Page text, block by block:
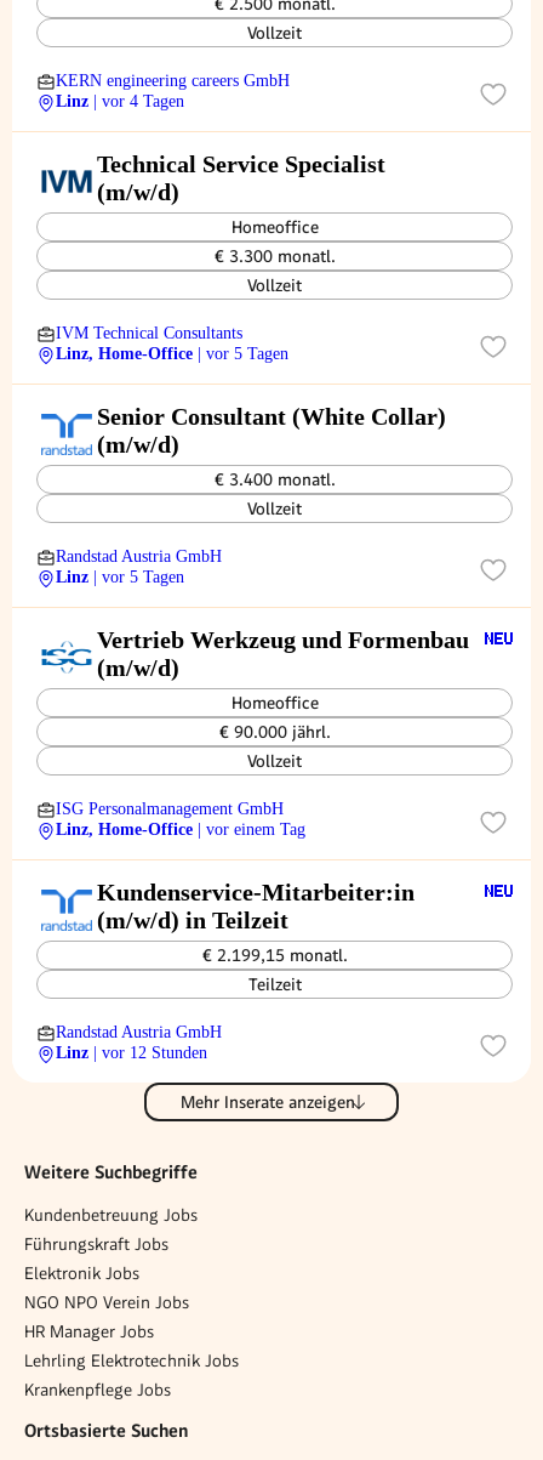
Vollzeit
KERN engineering careers GmbH
Linz
| vor 4 Tagen
Technical Service Specialist
(m/w/d)
Homeoffice
€ 3.300 monatl.
Vollzeit
IVM Technical Consultants
Linz, Home-Office
| vor 5 Tagen
Senior Consultant (White Collar)
(m/w/d)
€ 3.400 monatl.
Vollzeit
Randstad Austria GmbH
Linz
| vor 5 Tagen
Vertrieb Werkzeug und Formenbau
(m/w/d)
Homeoffice
€ 90.000 jährl.
Vollzeit
ISG Personalmanagement GmbH
Linz, Home-Office
| vor einem Tag
Kundenservice-Mitarbeiter:in
(m/w/d) in Teilzeit
€ 2.199,15 monatl.
Teilzeit
Randstad Austria GmbH
Linz
| vor 12 Stunden
Mehr Inserate anzeigen
Weitere Suchbegriffe
Kundenbetreuung Jobs
Führungskraft Jobs
Elektronik Jobs
NGO NPO Verein Jobs
HR Manager Jobs
Lehrling Elektrotechnik Jobs
Krankenpflege Jobs
Ortsbasierte Suchen